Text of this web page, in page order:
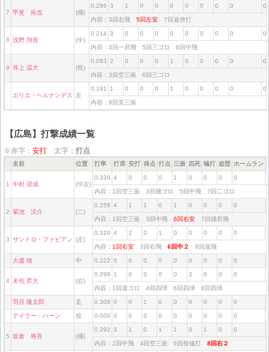
7 甲斐 拓也 (捕)
0.286 3 1 0 0 0 0 0 0 0 0
内容：3回右飛 5回左安 7回遊併打
8 浅野 翔吾 (中)
0.214 3 0 0 0 0 0 0 0 0 0
内容：3回一邪飛 5回三ゴロ 8回中飛
9 井上 温大 (投)
0.083 2 0 0 0 1 0 0 0 0 0
内容：3回空三振 6回三ゴロ
エリエ・ヘルナンデス 左
0.191 1 0 0 0 1 0 0 0 0 0
内容：8回見三振
【広島】打撃成績一覧
※赤字： 安打 太字： 打点
名前 位置 打率 打席 安打 得点 打点 三振 四死 犠打 盗塁 ホームラン
1 中村 奨成 (中左)
0.339 4 0 0 0 1 0 0 0 0
内容：1回空三振 3回捕ゴロ 5回中飛 7回二ゴロ
2 菊池 涼介 (二)
0.258 4 1 1 0 1 0 0 0 0
内容：1回空三振 3回中飛 6回右安 7回捕邪飛
3 サンドロ・ファビアン (左)
0.329 4 2 0 1 0 0 0 0 0
内容： 1回右安 3回右飛 6回中２ 8回遊飛
大盛 穂 中 0.222 0 0 0 0 0 0 0 0 0
4 末包 昇大 (右)
0.299 1 0 0 0 0 3 0 0 0
内容：1回遊ゴロ 4回四球 6回四球 8回四球
羽月 隆太郎 走 0.308 0 0 1 0 0 0 0 0 0
テイラー・ハーン 投 0.000 0 0 0 0 0 0 0 0 0
5 坂倉 将吾 (捕)
0.292 3 1 0 1 1 0 1 0 0
内容：2回中飛 4回空三振 6回投犠打 8回右２